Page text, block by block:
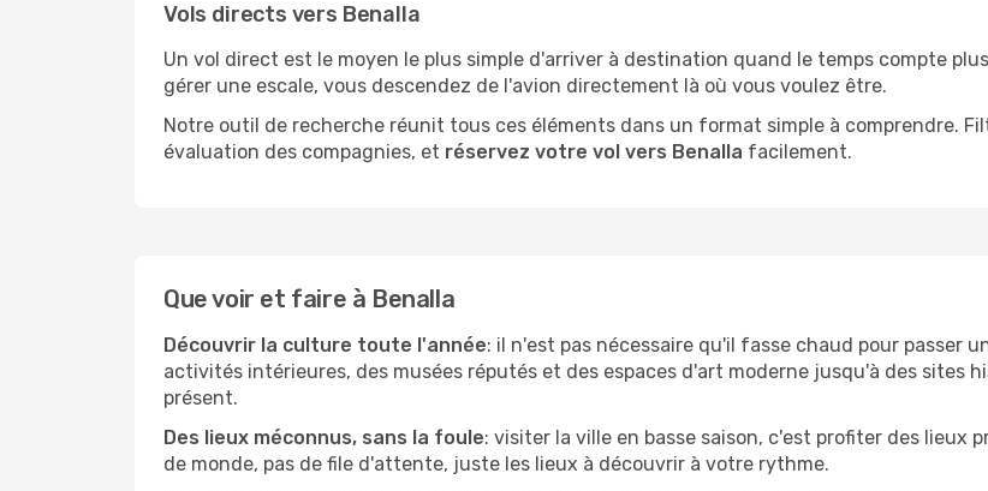
Vols directs vers Benalla
Un vol direct est le moyen le plus simple d'arriver à destination quand le temps compte
gérer une escale, vous descendez de l'avion directement là où vous voulez être.
Notre outil de recherche réunit tous ces éléments dans un format simple à comprendre.
évaluation des compagnies, et réservez votre vol vers Benalla facilement.
Que voir et faire à Benalla
Découvrir la culture toute l'année: il n'est pas nécessaire qu'il fasse chaud pour passer
activités intérieures, des musées réputés et des espaces d'art moderne jusqu'à des sites
présent.
Des lieux méconnus, sans la foule: visiter la ville en basse saison, c'est profiter des lieux
de monde, pas de file d'attente, juste les lieux à découvrir à votre rythme.